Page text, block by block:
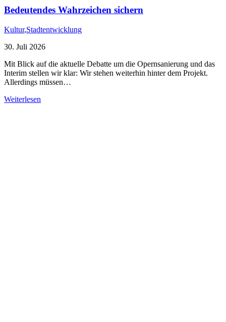
Bedeutendes Wahrzeichen sichern
Kultur,Stadtentwicklung
30. Juli 2026
Mit Blick auf die aktuelle Debatte um die Opernsanierung und das
Interim stellen wir klar: Wir stehen weiterhin hinter dem Projekt.
Allerdings müssen…
Weiterlesen